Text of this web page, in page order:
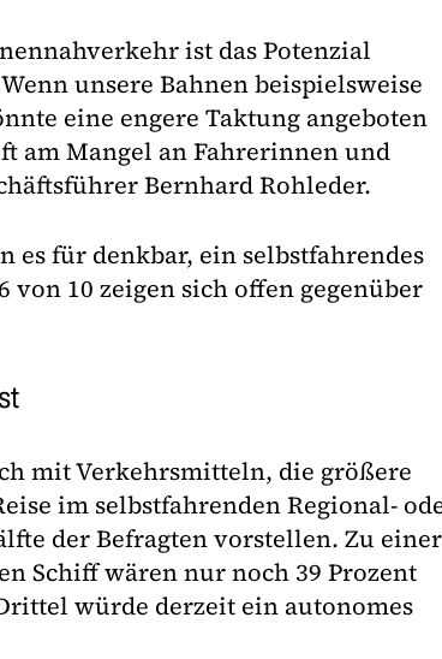
ist das Potenzial
unsere Bahnen beispielsweise
eine engere Taktung angeboten
am Mangel an Fahrerinnen und
Bernhard Rohleder.
es für denkbar, ein selbstfahrendes
10 zeigen sich offen gegenüber
mit Verkehrsmitteln, die größere
im selbstfahrenden Regional-
der Befragten vorstellen. Zu einer
Schiff wären nur noch 39 Prozent
würde derzeit ein autonomes